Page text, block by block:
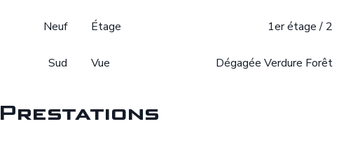
Neuf Étage 1er étage / 2
Sud Vue Dégagée Verdure Forêt
Prestations